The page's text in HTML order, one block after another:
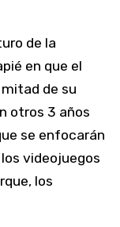
de la
en que el
de su
otros 3 años
se enfocarán
videojuegos
los